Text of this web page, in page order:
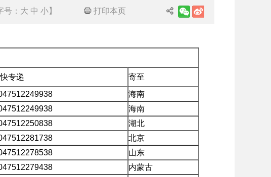
号： 大 中 小】 打印本页
专递
寄至
海南
海南
湖北
北京
山东
内蒙古